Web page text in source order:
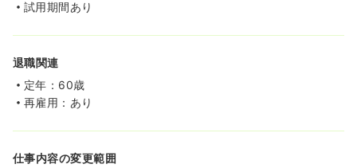
試用期間あり
退職関連
定年：60歳
再雇用：あり
仕事内容の変更範囲